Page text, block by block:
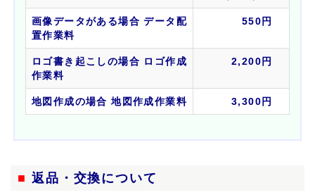
画像データがある場合 データ配
置作業料
550円
ロゴ書き起こしの場合 ロゴ作成
作業料
2,200円
地図作成の場合 地図作成作業料 3,300円
■ 返品・交換について